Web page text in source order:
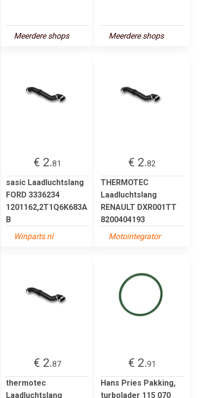
Meerdere shops Meerdere shops
€ 2.81
sasic Laadluchtslang
FORD 3336234
1201162,2T1Q6K683A
B
Winparts.nl
€ 2.82
THERMOTEC
Laadluchtslang
RENAULT DXR001TT
8200404193
Motointegrator
€ 2.87
thermotec
Laadluchtslang
€ 2.91
Hans Pries Pakking,
turbolader 115 070